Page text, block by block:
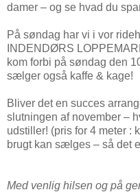
damer – og se hvad du
På søndag har vi i vor
INDENDØRS
kom forbi på søndag den
sælger også kaffe & kage!
Bliver det en succes
slutningen af november –
udstiller! (pris for 4 meter :
brugt kan sælges – så det
Med venlig hilsen og på